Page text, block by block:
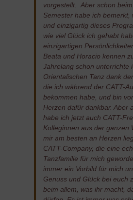
vorgestellt. Aber schon
Semester habe ich bemerkt,
und einzigartig dieses
wie viel Glück ich gehabt
einzigartigen
Beata und Horacio kennen
Jahrelang schon unterrichte
Orientalischen Tanz dank
die ich während der CATT-
bekommen habe, und bin
Herzen dafür dankbar. Aber
habe ich jetzt auch CATT-
Kolleginnen aus der ganzen
mir am besten an Herzen
CATT-Company, die eine
Tanzfamilie für mich
immer ein Vorbild für mich
Genuss und Glück bei euch
beim allem, was ihr macht,